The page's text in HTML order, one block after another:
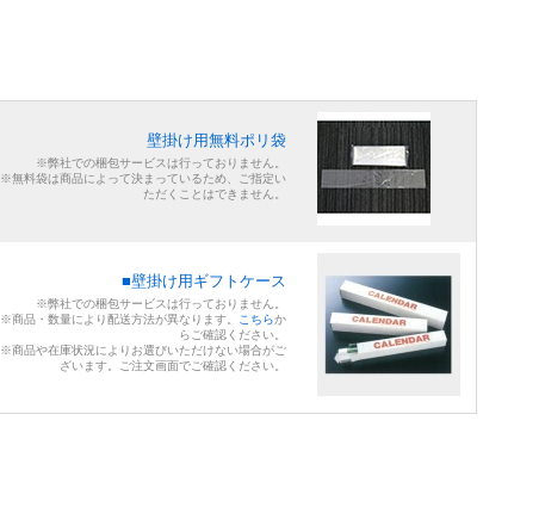
壁掛け用無料ポリ袋
※弊社での梱包サービスは行っておりません。
※無料袋は商品によって決まっているため、ご指定い
ただくことはできません。
■壁掛け用ギフトケース
※弊社での梱包サービスは行っておりません。
※商品・数量により配送方法が異なります。
こちらか
らご確認ください。
※商品や在庫状況によりお選びいただけない場合がご
ざいます。ご注文画面でご確認ください。